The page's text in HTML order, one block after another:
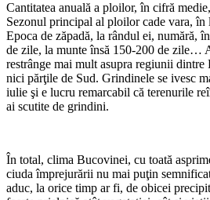
Cantitatea anuală a ploilor, în cifră
Sezonul principal al ploilor cade vara,
Epoca de zăpadă, la rândul ei, numără,
de zile, la munte însă 150-200 de zile…
restrânge mai mult asupra regiunii dintre
nici părţile de Sud. Grindinele se ivesc
iulie şi e lucru remarcabil că terenurile
ai scutite de grindini.
În total, clima Bucovinei, cu toată
ciuda împrejurării nu mai puţin
aduc, la orice timp ar fi, de obicei